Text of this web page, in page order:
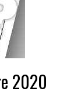
2020